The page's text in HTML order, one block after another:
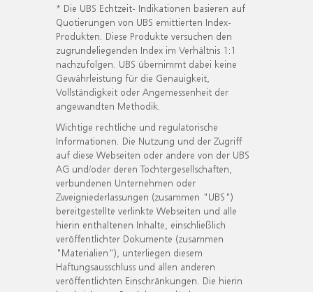
* Die UBS Echtzeit- Indikationen basieren auf
Quotierungen von UBS emittierten Index-
Produkten. Diese Produkte versuchen den
zugrundeliegenden Index im Verhältnis 1:1
nachzufolgen. UBS übernimmt dabei keine
Gewährleistung für die Genauigkeit,
Vollständigkeit oder Angemessenheit der
angewandten Methodik.
Wichtige rechtliche und regulatorische
Informationen. Die Nutzung und der Zugriff
auf diese Webseiten oder andere von der UBS
AG und/oder deren Tochtergesellschaften,
verbundenen Unternehmen oder
Zweigniederlassungen (zusammen "UBS")
bereitgestellte verlinkte Webseiten und alle
hierin enthaltenen Inhalte, einschließlich
veröffentlichter Dokumente (zusammen
"Materialien"), unterliegen diesem
Haftungsausschluss und allen anderen
veröffentlichten Einschränkungen. Die hierin